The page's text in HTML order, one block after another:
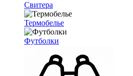
Свитера
Термобелье
Футболки